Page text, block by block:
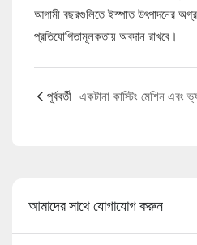
আগামী বছরগুলিতে ইস্পাত উৎপাদনের
প্রতিযোগিতামূলকতায় অবদান রাখবে।
পূর্ববর্তী একটানা কাস্টিং মেশিন এবং
আমাদের সাথে যোগাযোগ করুন